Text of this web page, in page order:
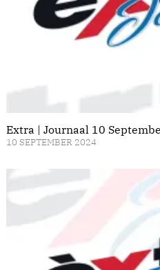
Extra | Journaal 10
10 SEPTEMBER 2024